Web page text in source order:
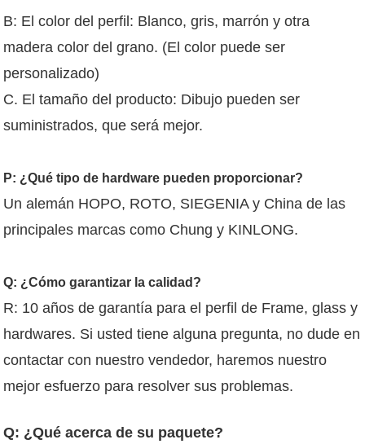
B: El color del perfil: Blanco, gris, marrón y otra
madera color del grano. (El color puede ser
personalizado)
C. El tamaño del producto: Dibujo pueden ser
suministrados, que será mejor.
P: ¿Qué tipo de hardware pueden proporcionar?
Un alemán HOPO, ROTO, SIEGENIA y China de las
principales marcas como Chung y KINLONG.
Q: ¿Cómo garantizar la calidad?
R: 10 años de garantía para el perfil de Frame, glass y
hardwares. Si usted tiene alguna pregunta, no dude en
contactar con nuestro vendedor, haremos nuestro
mejor esfuerzo para resolver sus problemas.
Q: ¿Qué acerca de su paquete?